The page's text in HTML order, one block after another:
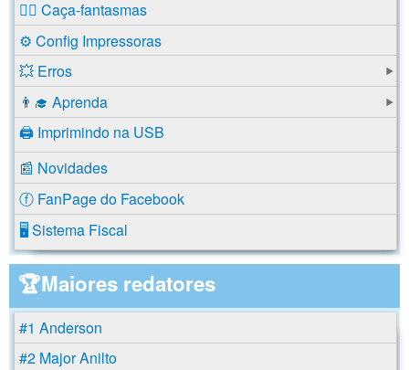
🕵️‍♂️ Caça-fantasmas
⚙️ Config Impressoras
💥 Erros
👨‍🎓 Aprenda
🖨️ Imprimindo na USB
📰 Novidades
ⓕ FanPage do Facebook
🖥️ Sistema Fiscal
🏆Maiores redatores
#1 Anderson
#2 Major Anilto